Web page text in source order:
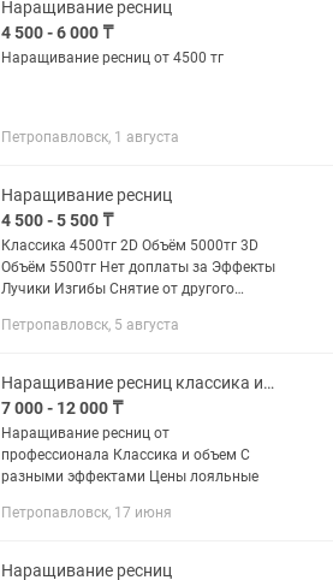
Наращивание ресниц
4 500 - 6 000 ₸
Наращивание ресниц от 4500 тг
Петропавловск, 1 августа
Наращивание ресниц
4 500 - 5 500 ₸
Классика 4500тг 2D Объём 5000тг 3D
Объём 5500тг Нет доплаты за Эффекты
Лучики Изгибы Снятие от другого
последующего наращивания 1500тг
Петропавловск, 5 августа
Наращивание ресниц классика и объем.
7 000 - 12 000 ₸
Наращивание ресниц от
профессионала Классика и объем С
разными эффектами Цены лояльные
Петропавловск, 17 июня
Наращивание ресниц